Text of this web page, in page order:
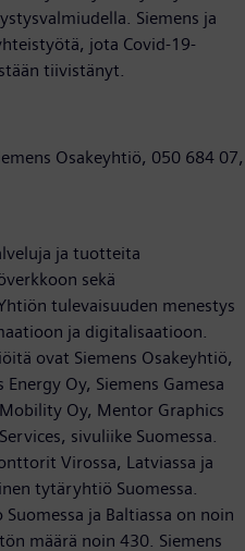
Siemens ja
jota Covid-19-
tiivistänyt.
Osakeyhtiö, 050 684 07,
ja tuotteita
sekä
tulevaisuuden menestys
ja digitalisaatioon.
ovat Siemens Osakeyhtiö,
Oy, Siemens Gamesa
Oy, Mentor Graphics
sivuliike Suomessa.
Virossa, Latviassa ja
tytäryhtiö Suomessa.
ja Baltiassa on noin
määrä noin 430. Siemens